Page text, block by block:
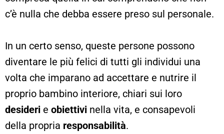
c’è nulla che debba essere preso sul personale.
In un certo senso, queste persone possono
diventare le più felici di tutti gli individui una
volta che imparano ad accettare e nutrire il
proprio bambino interiore, chiari sui loro
desideri e obiettivi nella vita, e consapevoli
della propria responsabilità.